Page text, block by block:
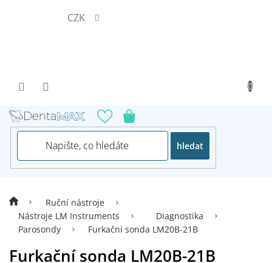
CZK
hledat
Ruční nástroje
Nástroje LM Instruments
Diagnostika
Parosondy
Furkační sonda LM20B-21B
Furkační sonda LM20B-21B